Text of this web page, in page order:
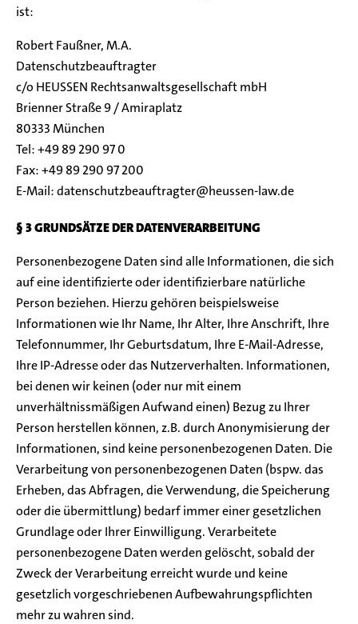
ist:
Robert Faußner, M.A.
Datenschutzbeauftragter
c/o HEUSSEN Rechtsanwaltsgesellschaft mbH
Brienner Straße 9 / Amiraplatz
80333 München
Tel: +49 89 290 97 0
Fax: +49 89 290 97 200
E-Mail: datenschutzbeauftragter@heussen-law.de
§ 3 GRUNDSÄTZE DER DATENVERARBEITUNG
Personenbezogene Daten sind alle Informationen, die sich
auf eine identifizierte oder identifizierbare natürliche
Person beziehen. Hierzu gehören beispielsweise
Informationen wie Ihr Name, Ihr Alter, Ihre Anschrift, Ihre
Telefonnummer, Ihr Geburtsdatum, Ihre E-Mail-Adresse,
Ihre IP-Adresse oder das Nutzerverhalten. Informationen,
bei denen wir keinen (oder nur mit einem
unverhältnissmäßigen Aufwand einen) Bezug zu Ihrer
Person herstellen können, z.B. durch Anonymisierung der
Informationen, sind keine personenbezogenen Daten. Die
Verarbeitung von personenbezogenen Daten (bspw. das
Erheben, das Abfragen, die Verwendung, die Speicherung
oder die übermittlung) bedarf immer einer gesetzlichen
Grundlage oder Ihrer Einwilligung. Verarbeitete
personenbezogene Daten werden gelöscht, sobald der
Zweck der Verarbeitung erreicht wurde und keine
gesetzlich vorgeschriebenen Aufbewahrungspflichten
mehr zu wahren sind.